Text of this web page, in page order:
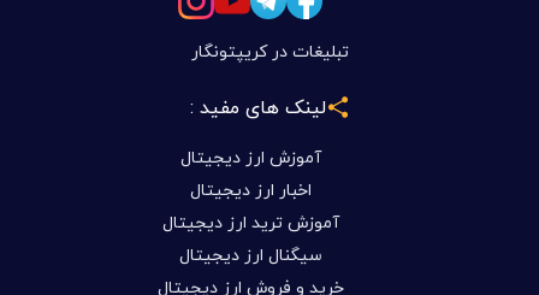
تبلیغات در کریپتونگار
لینک های مفید :
آموزش ارز دیجیتال
اخبار ارز دیجیتال
آموزش ترید ارز دیجیتال
سیگنال ارز دیجیتال
خرید و فروش ارز دیجیتال